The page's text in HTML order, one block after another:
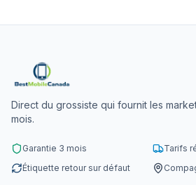
Direct du grossiste qui fournit les
mois.
Garantie 3 mois
Tarifs
Étiquette retour sur défaut